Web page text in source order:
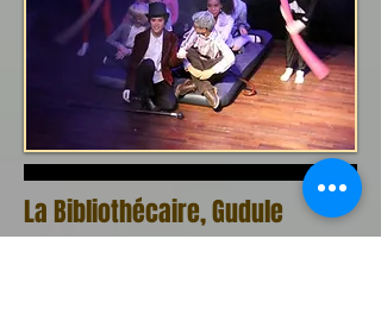
La Bibliothécaire, Gudule